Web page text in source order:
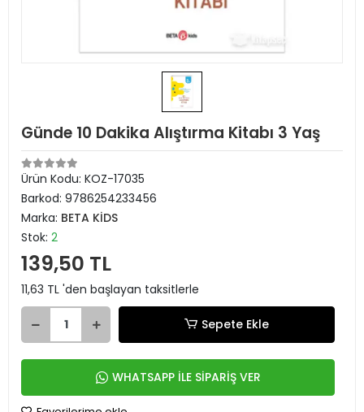
Günde 10 Dakika Alıştırma Kitabı 3 Yaş
Ürün Kodu: KOZ-17035
Barkod: 9786254233456
Marka: BETA KİDS
Stok: 2
139,50 TL
11,63 TL 'den başlayan taksitlerle
Sepete Ekle
WHATSAPP İLE SİPARİŞ VER